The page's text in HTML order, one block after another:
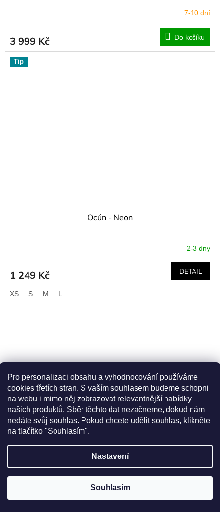
Pro personalizaci obsahu a vyhodnocování používáme
cookies třetích stran. S vaším souhlasem budeme schopni
na webu i mimo něj zobrazovat relevantnější nabídky
našich produktů. Sběr těchto dat nezačneme, dokud nám
nedáte svůj souhlas. Pokud chcete udělit souhlas, klikněte
na tlačítko "Souhlasím".
Nastavení
Souhlasím
7-10 dní
3 999 Kč Do košíku
Tip
Ocún - Neon
2-3 dny
1 249 Kč DETAIL
XS S M L
Ocún - Neon 3 Lady
Skladem(1 ks)